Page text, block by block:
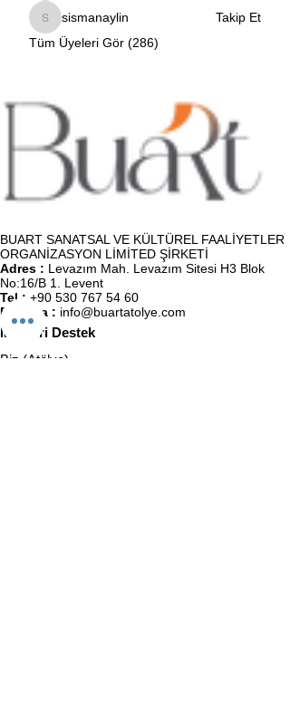
sismanaylin
sismanaylin
Takip Et
Tüm Üyeleri Gör (286)
BUART SANATSAL VE KÜLTÜREL FAALİYETLER
ORGANİZASYON LİMİTED ŞİRKETİ
Adres : Levazım Mah. Levazım Sitesi H3 Blok
No:16/B 1. Levent
Tel : +90 530 767 54 60
E-Posta : info@buartatolye.com
Müşteri Destek
Biz (Atölye)